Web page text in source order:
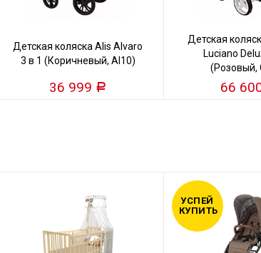
Детская коляска Alis Alvaro
3 в 1 (Коричневый, Al10)
36 999 Р
Детская
Luciano
(Розовый,
66
УСПЕЙ
КУПИТЬ